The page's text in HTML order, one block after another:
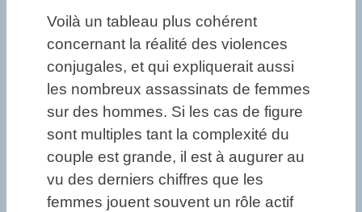
Voilà un tableau plus cohérent
concernant la réalité des violences
conjugales, et qui expliquerait aussi
les nombreux assassinats de femmes
sur des hommes. Si les cas de figure
sont multiples tant la complexité du
couple est grande, il est à augurer au
vu des derniers chiffres que les
femmes jouent souvent un rôle actif